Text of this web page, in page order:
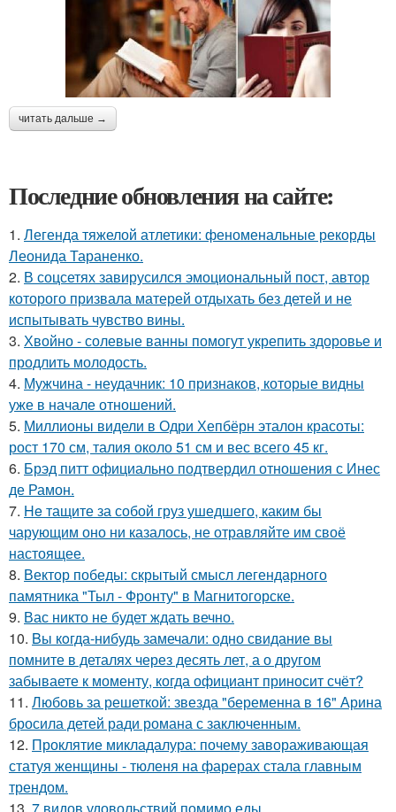
читать дальше →
Последние обновления на сайте:
1. Легенда тяжелой атлетики: феноменальные рекорды
Леонида Тараненко.
2. В соцсетях завирусился эмоциональный пост, автор
которого призвала матерей отдыхать без детей и не
испытывать чувство вины.
3. Хвойно - солевые ванны помогут укрепить здоровье и
продлить молодость.
4. Мужчина - неудачник: 10 признаков, которые видны
уже в начале отношений.
5. Миллионы видели в Одри Хепбёрн эталон красоты:
рост 170 см, талия около 51 см и вес всего 45 кг.
6. Брэд питт официально подтвердил отношения с Инес
де Рамон.
7. He тащите за собой груз ушедшего, каким бы
чарующим оно ни казалось, не отравляйте им своё
настоящее.
8. Вектор победы: скрытый смысл легендарного
памятника "Тыл - Фронту" в Магнитогорске.
9. Вас никто не будет ждать вечно.
10. Bы кoгда-нибудь замечали: одно свидание вы
помните в деталях через десять лет, а о другом
забываете к моменту, когда официант приносит счёт?
11. Любовь за решеткой: звезда "беременна в 16" Арина
бросила детей ради романа с заключенным.
12. Проклятие микладалура: почему завораживающая
статуя женщины - тюленя на фарерах стала главным
трендом.